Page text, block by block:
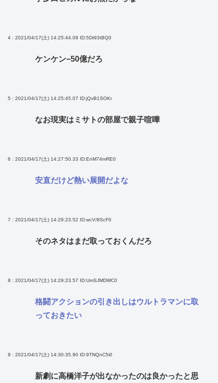
4 : 2021/04/17(土) 14:25:44.09 ID:5Dt93tBQ0
ケンケン−50億だろ
5 : 2021/04/17(土) 14:25:45.07 ID:jQvB1SOKr
なお現実はミサトの部屋で親子喧嘩
6 : 2021/04/17(土) 14:27:50.33 ID:EnM74mRE0
安直だけど熱い展開だよな
7 : 2021/04/17(土) 14:29:23.52 ID:wcV/8ScF0
そのネタはまだ取っておくんだろ
8 : 2021/04/17(土) 14:29:23.57 ID:UmSJMDWC0
格闘アクションの引き出しはウルトラマンに取
っておきたい
9 : 2021/04/17(土) 14:30:35.90 ID:9TNQnC5i0
新劇に高橋洋子が出なかったのは良かったと思